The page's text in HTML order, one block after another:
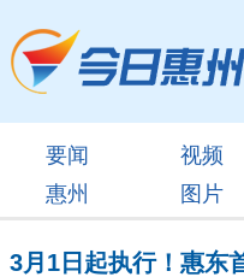
要闻 视频
惠州
图片
3月1日起执行！惠东